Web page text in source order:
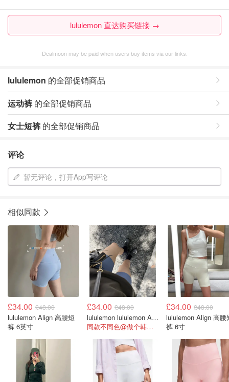
lululemon 直达购买链接 →
Dealmoon may be paid when users buy items via our links.
lululemon 的全部促销商品
运动裤 的全部促销商品
女士短裤 的全部促销商品
评论
暂无评论，打开App写评论
相似同款
£34.00 £48.00
lululemon Align 高腰短
裤 6英寸
£34.00 £48.00
lululemon lululemon Align 高腰短裤 6英寸
同款不同色@做个韩女吧小乔
£34.00 £48.00
lululemon Align 高腰
裤 6寸